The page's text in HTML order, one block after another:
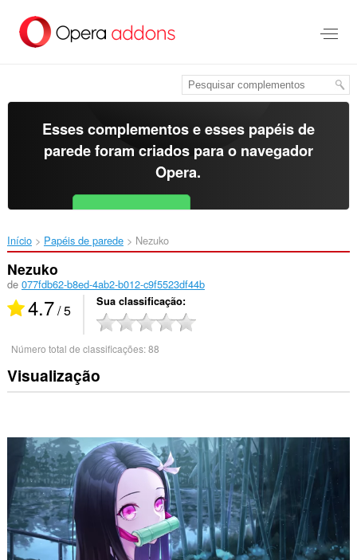
para
Esses complementos e esses papéis de
parede foram criados para o navegador
Opera.
Baixar o Opera Free for Android
Início Papéis de parede Nezuko‎
Nezuko
de 077fdb62-b8ed-4ab2-b012-c9f5523df44b
4.7/ 5 Sua classificação
Número total de classificações:88
Visualização